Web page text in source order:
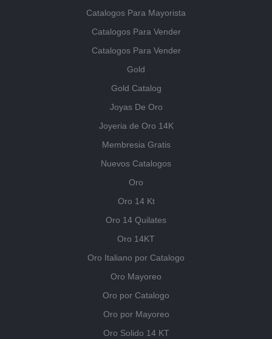
Catalogos Para Mayorista
Catalogos Para Vender
Catalogos Para Vender
Gold
Gold Catalog
Joyas De Oro
Joyeria de Oro 14K
Membresia Gratis
Nuevos Catalogos
Oro
Oro 14 Kt
Oro 14 Quilates
Oro 14KT
Oro Italiano por Catalogo
Oro Mayoreo
Oro por Catalogo
Oro por Mayoreo
Oro Solido 14 KT